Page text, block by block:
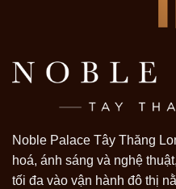
Noble Palace Tây Thăng
hoá, ánh sáng và nghệ
tối đa vào vận hành đô thị